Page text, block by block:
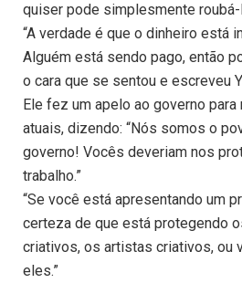
quiser pode simplesmente roubá-
“A verdade é que o dinheiro está
Alguém está sendo pago, então
o cara que se sentou e escreveu
Ele fez um apelo ao governo
atuais, dizendo: “Nós somos o
governo! Vocês deveriam nos
trabalho.”
“Se você está apresentando um
certeza de que está protegendo
criativos, os artistas criativos, ou
eles.”